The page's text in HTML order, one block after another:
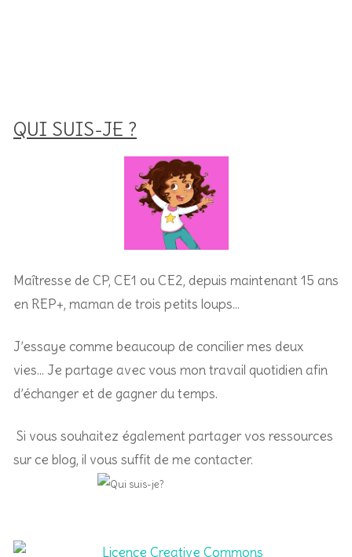
QUI SUIS-JE ?
Maîtresse de CP, CE1 ou CE2, depuis maintenant 15 ans
en REP+, maman de trois petits loups…
J’essaye comme beaucoup de concilier mes deux
vies… Je partage avec vous mon travail quotidien afin
d’échanger et de gagner du temps.
Si vous souhaitez également partager vos ressources
sur ce blog, il vous suffit de me contacter.